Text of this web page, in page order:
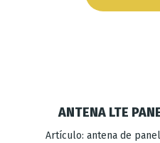
ANTENA LTE
Artículo: antena de